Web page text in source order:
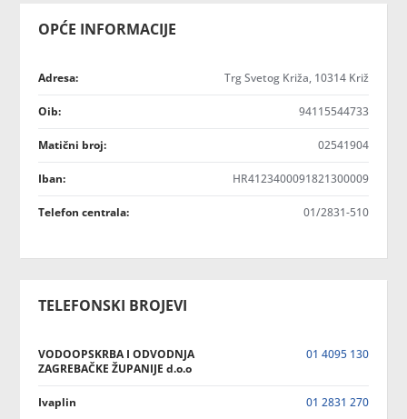
OPĆE INFORMACIJE
Adresa: Trg Svetog Križa, 10314 Križ
Oib: 94115544733
Matični broj: 02541904
Iban: HR4123400091821300009
Telefon centrala: 01/2831-510
TELEFONSKI BROJEVI
VODOOPSKRBA I ODVODNJA
ZAGREBAČKE ŽUPANIJE d.o.o
01 4095 130
Ivaplin 01 2831 270